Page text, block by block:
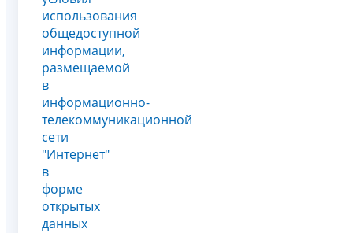
использования
общедоступной
информации,
размещаемой
в
информационно-
телекоммуникационной
сети
"Интернет"
в
форме
открытых
данных